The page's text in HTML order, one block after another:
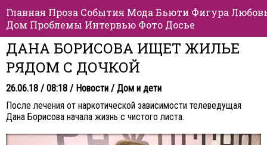
Главная Проза События Мода Бьюти Фигура
Дом Проблемы Интервью Фото Досье
ДАНА БОРИСОВА ИЩЕТ ЖИЛЬЕ
РЯДОМ С ДОЧКОЙ
26.06.18 / 08:18 / Новости / Дом и дети
После лечения от наркотической зависимости телеведущая
Дана Борисова начала жизнь с чистого листа.